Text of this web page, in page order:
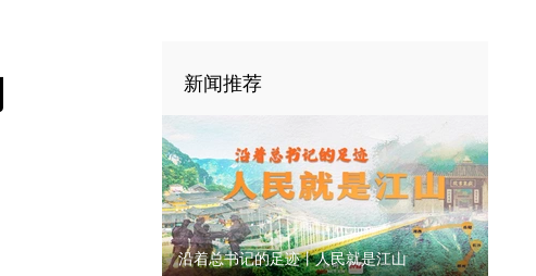
新闻推荐
沿着总书记的足迹丨人民就是江山